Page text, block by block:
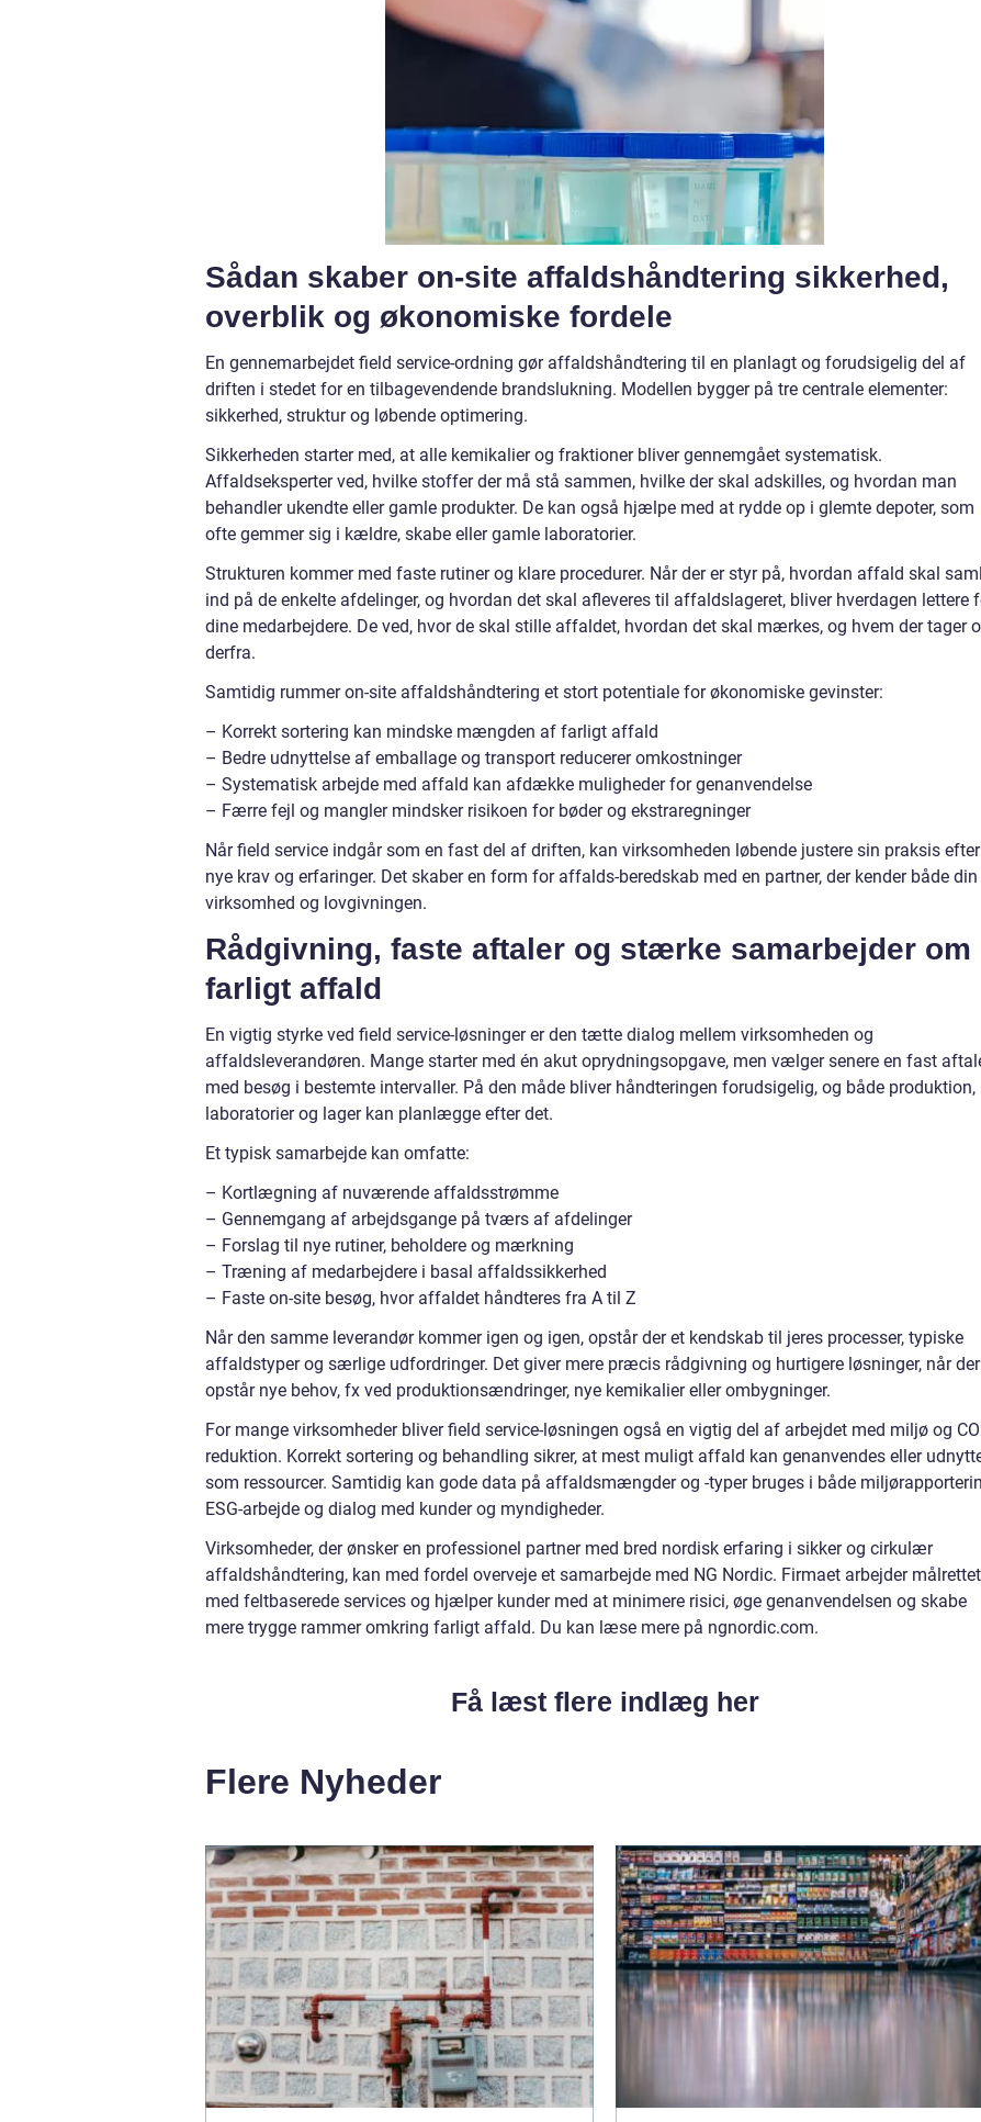
Sådan skaber on-site affaldshåndtering sikkerhed,
overblik og økonomiske fordele
En gennemarbejdet field service-ordning gør affaldshåndtering til en planlagt og forudsigelig del af
driften i stedet for en tilbagevendende brandslukning. Modellen bygger på tre centrale elementer:
sikkerhed, struktur og løbende optimering.
Sikkerheden starter med, at alle kemikalier og fraktioner bliver gennemgået systematisk.
Affaldseksperter ved, hvilke stoffer der må stå sammen, hvilke der skal adskilles, og hvordan man
behandler ukendte eller gamle produkter. De kan også hjælpe med at rydde op i glemte depoter, som
ofte gemmer sig i kældre, skabe eller gamle laboratorier.
Strukturen kommer med faste rutiner og klare procedurer. Når der er styr på, hvordan affald skal
ind på de enkelte afdelinger, og hvordan det skal afleveres til affaldslageret, bliver hverdagen lettere
dine medarbejdere. De ved, hvor de skal stille affaldet, hvordan det skal mærkes, og hvem der tager
derfra.
Samtidig rummer on-site affaldshåndtering et stort potentiale for økonomiske gevinster:
– Korrekt sortering kan mindske mængden af farligt affald
– Bedre udnyttelse af emballage og transport reducerer omkostninger
– Systematisk arbejde med affald kan afdække muligheder for genanvendelse
– Færre fejl og mangler mindsker risikoen for bøder og ekstraregninger
Når field service indgår som en fast del af driften, kan virksomheden løbende justere sin praksis efter
nye krav og erfaringer. Det skaber en form for affalds-beredskab med en partner, der kender både din
virksomhed og lovgivningen.
Rådgivning, faste aftaler og stærke samarbejder om
farligt affald
En vigtig styrke ved field service-løsninger er den tætte dialog mellem virksomheden og
affaldsleverandøren. Mange starter med én akut oprydningsopgave, men vælger senere en fast
med besøg i bestemte intervaller. På den måde bliver håndteringen forudsigelig, og både produktion,
laboratorier og lager kan planlægge efter det.
Et typisk samarbejde kan omfatte:
– Kortlægning af nuværende affaldsstrømme
– Gennemgang af arbejdsgange på tværs af afdelinger
– Forslag til nye rutiner, beholdere og mærkning
– Træning af medarbejdere i basal affaldssikkerhed
– Faste on-site besøg, hvor affaldet håndteres fra A til Z
Når den samme leverandør kommer igen og igen, opstår der et kendskab til jeres processer, typiske
affaldstyper og særlige udfordringer. Det giver mere præcis rådgivning og hurtigere løsninger, når der
opstår nye behov, fx ved produktionsændringer, nye kemikalier eller ombygninger.
For mange virksomheder bliver field service-løsningen også en vigtig del af arbejdet med miljø og
reduktion. Korrekt sortering og behandling sikrer, at mest muligt affald kan genanvendes eller
som ressourcer. Samtidig kan gode data på affaldsmængder og -typer bruges i både
ESG-arbejde og dialog med kunder og myndigheder.
Virksomheder, der ønsker en professionel partner med bred nordisk erfaring i sikker og cirkulær
affaldshåndtering, kan med fordel overveje et samarbejde med NG Nordic. Firmaet arbejder målrettet
med feltbaserede services og hjælper kunder med at minimere risici, øge genanvendelsen og skabe
mere trygge rammer omkring farligt affald. Du kan læse mere på ngnordic.com.
Få læst flere indlæg her
Flere Nyheder